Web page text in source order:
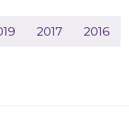
2017 2016